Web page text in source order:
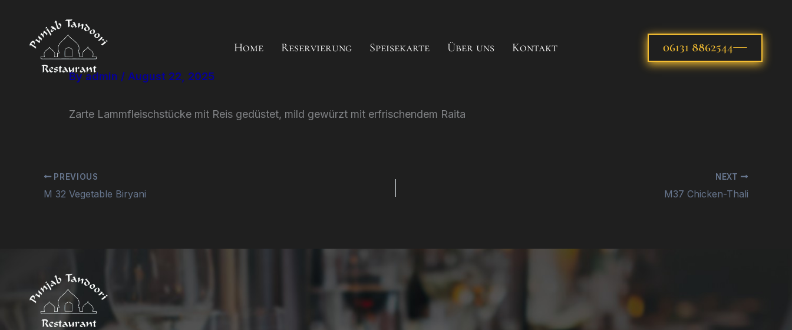
content
Home Reservierung Speisekarte Über uns Kontakt 06131 8862544
Byadmin / August 22, 2025
Zarte Lammfleischstücke mit Reis gedüstet, mild gewürzt mit erfrischendem Raita
PREVIOUS
M 32 Vegetable Biryani
NEXT
M37 Chicken-Thali